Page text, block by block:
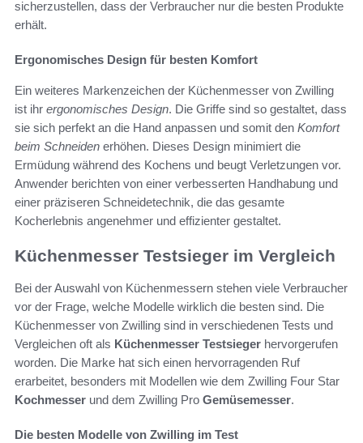
sicherzustellen, dass der Verbraucher nur die besten Produkte
erhält.
Ergonomisches Design für besten Komfort
Ein weiteres Markenzeichen der Küchenmesser von Zwilling
ist ihr ergonomisches Design. Die Griffe sind so gestaltet, dass
sie sich perfekt an die Hand anpassen und somit den Komfort
beim Schneiden erhöhen. Dieses Design minimiert die
Ermüdung während des Kochens und beugt Verletzungen vor.
Anwender berichten von einer verbesserten Handhabung und
einer präziseren Schneidetechnik, die das gesamte
Kocherlebnis angenehmer und effizienter gestaltet.
Küchenmesser Testsieger im Vergleich
Bei der Auswahl von Küchenmessern stehen viele Verbraucher
vor der Frage, welche Modelle wirklich die besten sind. Die
Küchenmesser von Zwilling sind in verschiedenen Tests und
Vergleichen oft als Küchenmesser Testsieger hervorgerufen
worden. Die Marke hat sich einen hervorragenden Ruf
erarbeitet, besonders mit Modellen wie dem Zwilling Four Star
Kochmesser und dem Zwilling Pro Gemüsemesser.
Die besten Modelle von Zwilling im Test